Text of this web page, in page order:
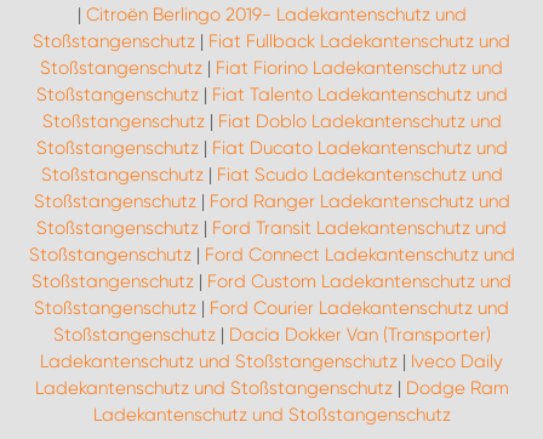
| Citroën Berlingo 2019- Ladekantenschutz und
Stoßstangenschutz | Fiat Fullback Ladekantenschutz und
Stoßstangenschutz | Fiat Fiorino Ladekantenschutz und
Stoßstangenschutz| Fiat Talento Ladekantenschutz und
Stoßstangenschutz| Fiat Doblo Ladekantenschutz und
Stoßstangenschutz| Fiat Ducato Ladekantenschutz und
Stoßstangenschutz| Fiat Scudo Ladekantenschutz und
Stoßstangenschutz| Ford Ranger Ladekantenschutz und
Stoßstangenschutz | Ford Transit Ladekantenschutz und
Stoßstangenschutz| Ford Connect Ladekantenschutz und
Stoßstangenschutz | Ford Custom Ladekantenschutz und
Stoßstangenschutz | Ford Courier Ladekantenschutz und
Stoßstangenschutz| Dacia Dokker Van (Transporter)
Ladekantenschutz und Stoßstangenschutz | Iveco Daily
Ladekantenschutz und Stoßstangenschutz| Dodge Ram
Ladekantenschutz und Stoßstangenschutz